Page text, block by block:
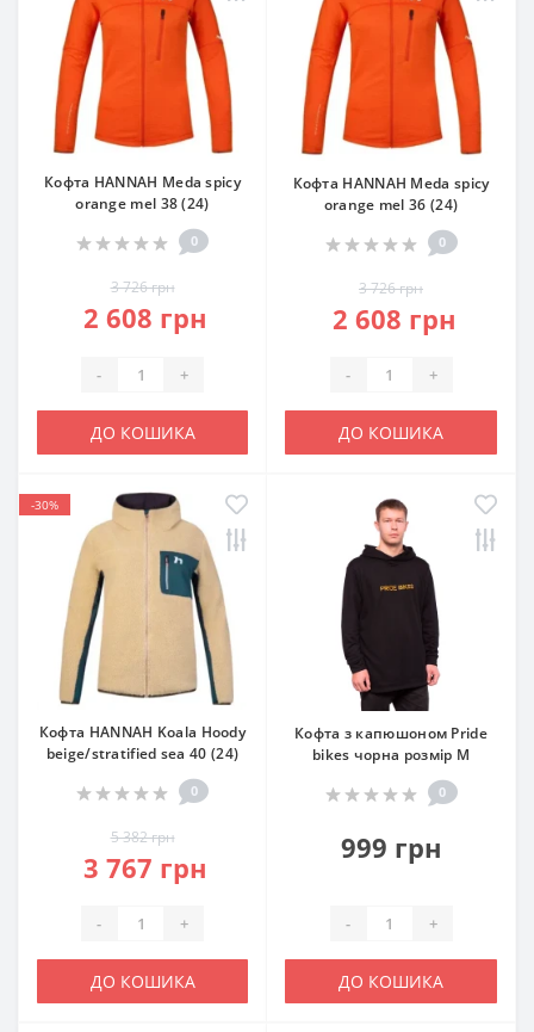
Кофта HANNAH Meda spicy
orange mel 38 (24)
0
3 726 грн
2 608 грн
- +
ДО КОШИКА
Кофта HANNAH Meda spicy
orange mel 36 (24)
0
3 726 грн
2 608 грн
- +
ДО КОШИКА
-30%
Кофта HANNAH Koala Hoody
beige/stratified sea 40 (24)
0
5 382 грн
3 767 грн
- +
ДО КОШИКА
Кофта з капюшоном Pride
bikes чорна розмір M
0
999 грн
- +
ДО КОШИКА